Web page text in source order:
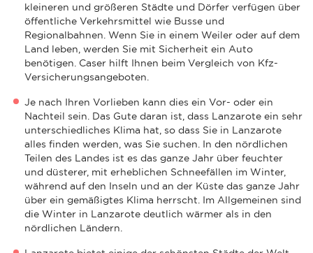
kleineren und größeren Städte und Dörfer verfügen über
öffentliche Verkehrsmittel wie Busse und
Regionalbahnen. Wenn Sie in einem Weiler oder auf dem
Land leben, werden Sie mit Sicherheit ein Auto
benötigen. Caser hilft Ihnen beim Vergleich von Kfz-
Versicherungsangeboten.
Je nach Ihren Vorlieben kann dies ein Vor- oder ein
Nachteil sein. Das Gute daran ist, dass Lanzarote ein sehr
unterschiedliches Klima hat, so dass Sie in Lanzarote
alles finden werden, was Sie suchen. In den nördlichen
Teilen des Landes ist es das ganze Jahr über feuchter
und düsterer, mit erheblichen Schneefällen im Winter,
während auf den Inseln und an der Küste das ganze Jahr
über ein gemäßigtes Klima herrscht. Im Allgemeinen sind
die Winter in Lanzarote deutlich wärmer als in den
nördlichen Ländern.